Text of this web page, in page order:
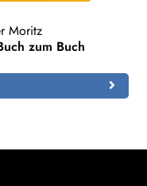
Moritz
zum Buch